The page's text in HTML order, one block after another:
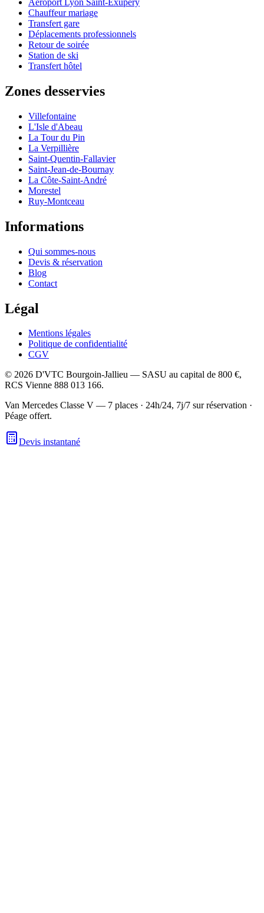
Aéroport Lyon Saint-Exupéry
Chauffeur mariage
Transfert gare
Déplacements professionnels
Retour de soirée
Station de ski
Transfert hôtel
Zones desservies
Villefontaine
L'Isle d'Abeau
La Tour du Pin
La Verpillière
Saint-Quentin-Fallavier
Saint-Jean-de-Bournay
La Côte-Saint-André
Morestel
Ruy-Montceau
Informations
Qui sommes-nous
Devis & réservation
Blog
Contact
Légal
Mentions légales
Politique de confidentialité
CGV
© 2026 D'VTC Bourgoin-Jallieu — SASU au capital de 800 €,
RCS Vienne 888 013 166.
Van Mercedes Classe V — 7 places · 24h/24, 7j/7 sur réservation ·
Péage offert.
Devis instantané